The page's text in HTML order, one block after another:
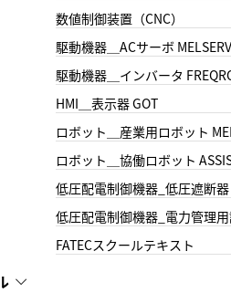
数値制御装置（CNC）
駆動機器＿ACサーボ
駆動機器＿インバータ
HMI＿表示器 GOT
ロボット＿産業用ロボット
ロボット＿協働ロボット
低圧配電制御機器_低圧遮断器
低圧配電制御機器_電力管理
FATECスクールテキスト